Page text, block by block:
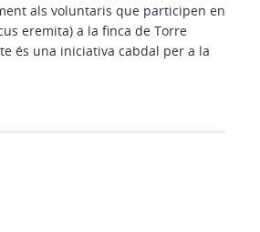
als voluntaris que participen en
eremita) a la finca de Torre
és una iniciativa cabdal per a la